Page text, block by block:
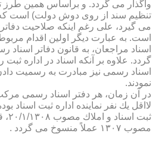
واگذار می گردد. و براساس همین طرز
تنظیم سند از روی دوش دولت) است
می گیرد، علی رغم اینكه صلاحیت
است. به عبارت دیگر اولین اقدام
گردد. علاوه بر آنكه اسناد در اداره
اسناد رسمی نیز مبادرت به رسمیت
نمودند.
در آن زمان، هر دفتر اسناد رسمی
لااقل یك نفر نماینده اداره ثبت اسناد
ثبت
مصوب ۱۳۰۷ عملاً منسوخ می گردد .